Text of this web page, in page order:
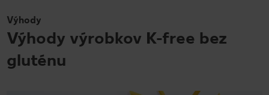
Výhody
Výhody výrobkov K-free bez
gluténu